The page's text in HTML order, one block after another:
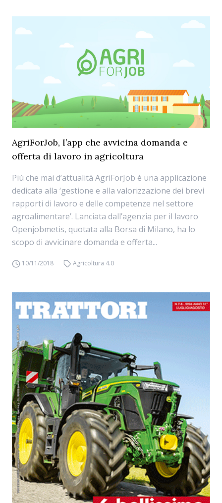
AgriForJob, l’app che avvicina domanda e
offerta di lavoro in agricoltura
Più che mai d’attualità AgriForJob è una applicazione
dedicata alla ‘gestione e alla valorizzazione dei brevi
rapporti di lavoro e delle competenze nel settore
agroalimentare’. Lanciata dall’agenzia per il lavoro
Openjobmetis, quotata alla Borsa di Milano, ha lo
scopo di avvicinare domanda e offerta...
10/11/2018 Agricoltura 4.0